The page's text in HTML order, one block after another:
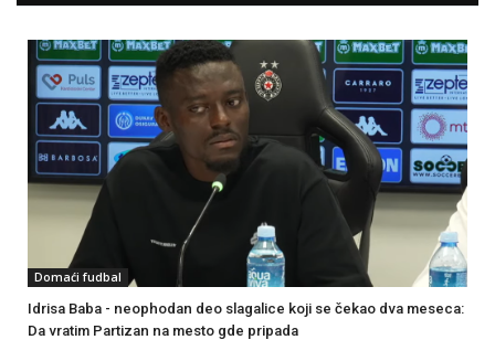
Domaći fudbal
Idrisa Baba - neophodan deo slagalice koji se čekao dva meseca:
Da vratim Partizan na mesto gde pripada